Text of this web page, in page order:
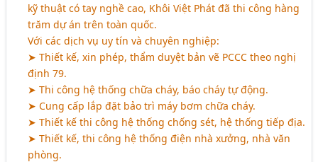
kỹ thuật có tay nghề cao, Khôi Việt Phát đã thi công hàng
trăm dự án trên toàn quốc.
Với các dịch vụ uy tín và chuyên nghiệp:
➤ Thiết kế, xin phép, thẩm duyệt bản vẽ PCCC theo nghị
định 79.
➤ Thi công hệ thống chữa cháy, báo cháy tự động.
➤ Cung cấp lắp đặt bảo trì máy bơm chữa cháy.
➤ Thiết kế thi công hệ thống chống sét, hệ thống tiếp địa.
➤ Thiết kế, thi công hệ thống điện nhà xưởng, nhà văn
phòng.